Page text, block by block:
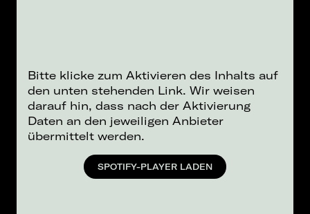
Bitte klicke zum Aktivieren des Inhalts auf
den unten stehenden Link. Wir weisen
darauf hin, dass nach der Aktivierung
Daten an den jeweiligen Anbieter
übermittelt werden.
SPOTIFY-PLAYER LADEN